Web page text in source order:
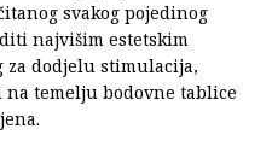
svakog pojedinog
najvišim estetskim
dodjelu stimulacija,
temelju bodovne tablice